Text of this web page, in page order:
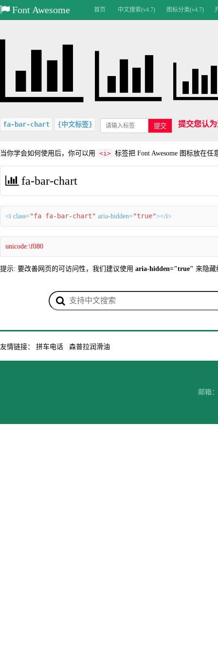
Font Awesome 首页 中文搜索(v4.7) 图标分类(v4.7)
fa-bar-chart {中文标签} 提交 提交您认
当你学会如何使用后，你可以用 <i> 标签把 Font Awesome 图标放在任
fa-bar-chart
<i class="fa fa-bar-chart" aria-hidden="true"></i>
unicode:\f080
提示: 要改善网页的可访问性，我们建议使用 aria-hidden="true" 来隐藏
友情链接： 拼车电话 森普拉润滑油
邮箱